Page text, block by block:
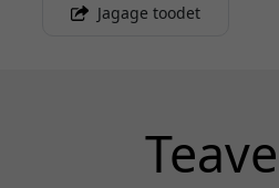
Jagage toodet